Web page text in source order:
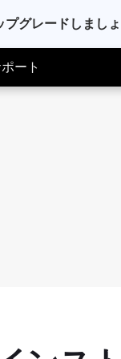
グレードしましょ
ート